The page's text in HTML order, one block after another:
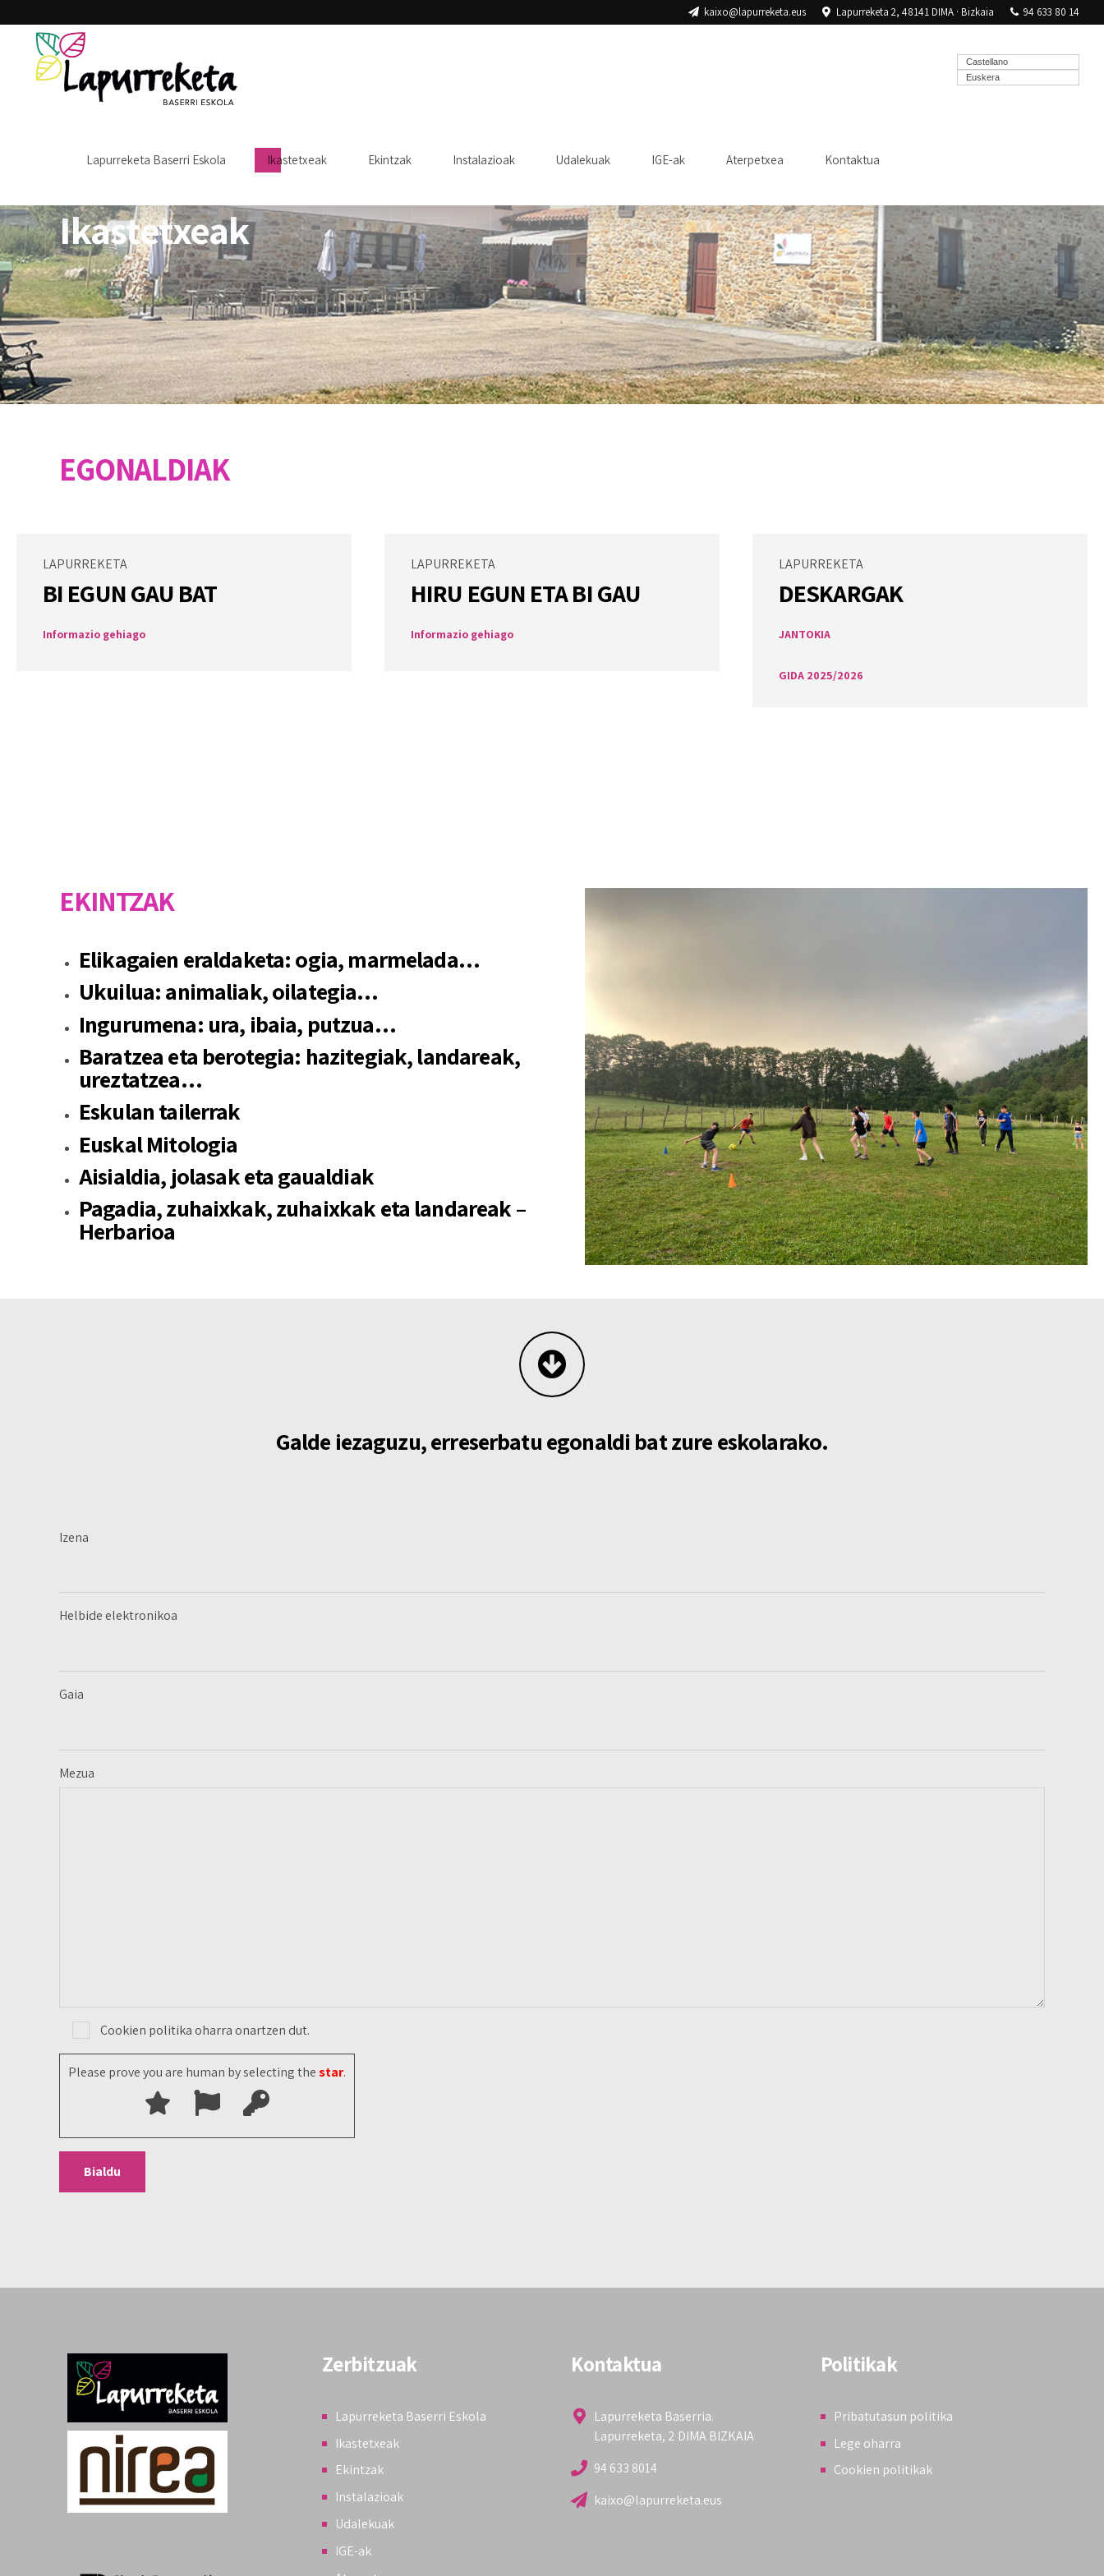
kaixo@lapurreketa.eus Lapurreketa 2, 48141 DIMA · Bizkaia 94 633 80 14
Castellano
Euskera
Lapurreketa Baserri Eskola Ikastetxeak Ekintzak Instalazioak Udalekuak IGE-ak Aterpetxea Kontaktua
Ikastetxeak
EGONALDIAK
LAPURREKETA
BI EGUN GAU BAT
Informazio gehiago
LAPURREKETA
HIRU EGUN ETA BI GAU
Informazio gehiago
LAPURREKETA
DESKARGAK
JANTOKIA
GIDA 2025/2026
EKINTZAK
Elikagaien eraldaketa: ogia, marmelada…
Ukuilua: animaliak, oilategia…
Ingurumena: ura, ibaia, putzua…
Baratzea eta berotegia: hazitegiak, landareak,
ureztatzea…
Eskulan tailerrak
Euskal Mitologia
Aisialdia, jolasak eta gaualdiak
Pagadia, zuhaixkak, zuhaixkak eta landareak –
Herbarioa
Galde iezaguzu, erreserbatu egonaldi bat zure eskolarako.
Izena
Helbide elektronikoa
Gaia
Mezua
Cookien politika oharra onartzen dut.
Please prove you are human by selecting thestar.
Zerbitzuak
Lapurreketa Baserri Eskola
Ikastetxeak
Ekintzak
Instalazioak
Udalekuak
IGE-ak
Kontaktua
Lapurreketa Baserria.
Lapurreketa, 2 DIMA BIZKAIA
94 633 8014
kaixo@lapurreketa.eus
Politikak
Pribatutasun politika
Lege oharra
Cookien politikak